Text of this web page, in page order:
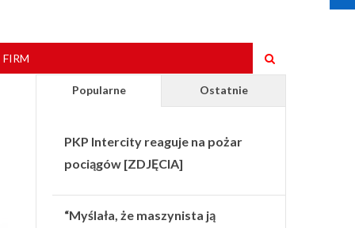
Popularne Ostatnie
PKP Intercity reaguje na pożar
pociągów [ZDJĘCIA]
“Myślała, że maszynista ją